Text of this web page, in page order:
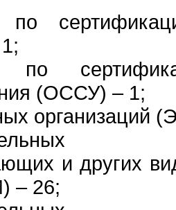
по
по
(ОССУ) – 1;
организаций
и других
– 26;